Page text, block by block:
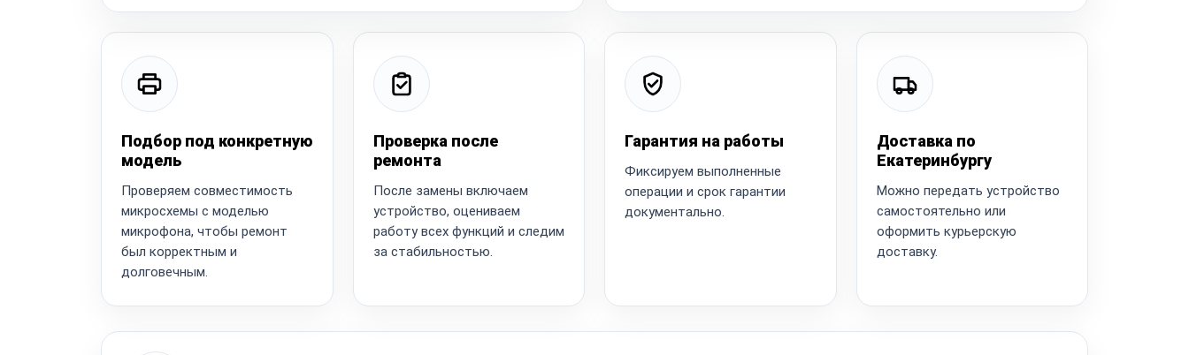
Подбор под конкретную
модель
Проверяем совместимость
микросхемы с моделью
микрофона, чтобы ремонт
был корректным и
долговечным.
Проверка после
ремонта
После замены включаем
устройство, оцениваем
работу всех функций и следим
за стабильностью.
Гарантия на работы
Фиксируем выполненные
операции и срок гарантии
документально.
Доставка по
Екатеринбургу
Можно передать устройство
самостоятельно или
оформить курьерскую
доставку.